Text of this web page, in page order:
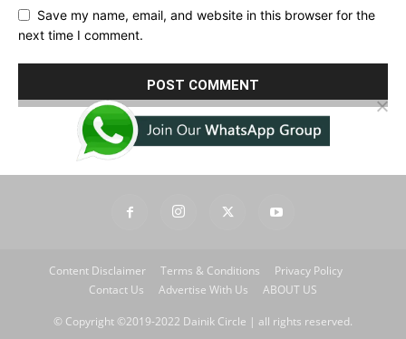
Save my name, email, and website in this browser for the
next time I comment.
Content Disclaimer Terms & Conditions
Privacy Policy
Contact Us
Advertise With Us ABOUT US
© Copyright ©2019-2022 Dainik Circle | all rights reserved.